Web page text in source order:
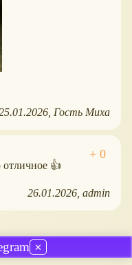
Гость Миха
👍
26.01.2026 admin
✕